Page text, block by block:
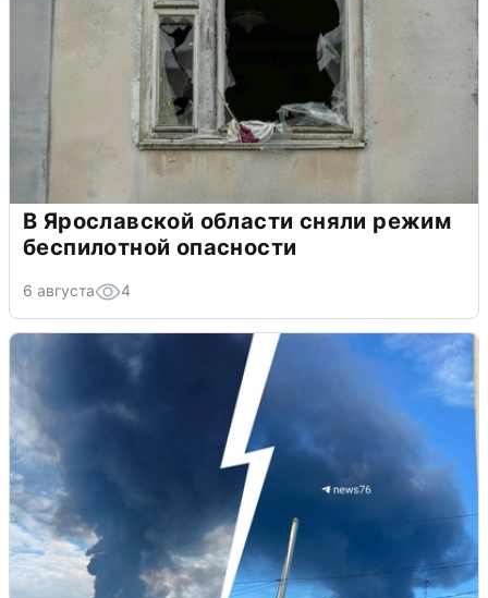
В Ярославской области сняли режим
беспилотной опасности
6 августа 4